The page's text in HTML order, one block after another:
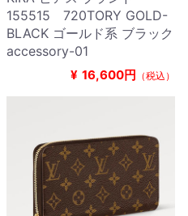
155515 720TORY GOLD-
BLACK ゴールド系 ブラック
accessory-01
¥ 16,600円 （税込）